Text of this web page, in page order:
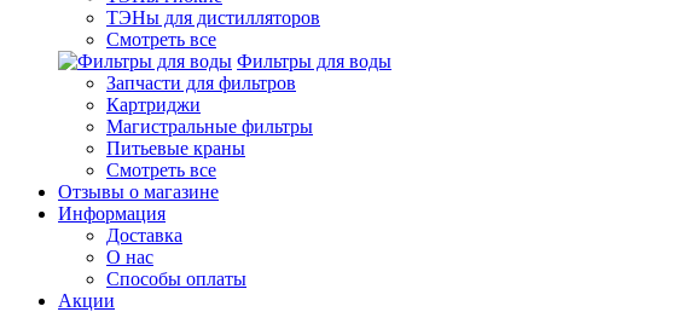
ТЭНы для дистилляторов
Смотреть все
Фильтры для воды
Запчасти для фильтров
Картриджи
Магистральные фильтры
Питьевые краны
Смотреть все
Отзывы о магазине
Информация
Доставка
О нас
Способы оплаты
Акции